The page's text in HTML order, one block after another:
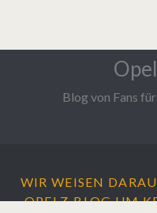
Blog von Fans
WIR WEISEN
OPELZ-BLOG UM